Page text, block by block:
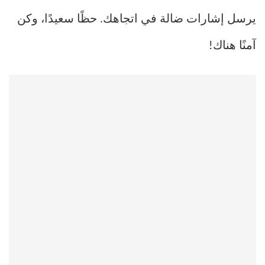
يرسل إشارات ضالة في اتجاهك. حظًا سعيدًا، وكن
آمنًا هناك!